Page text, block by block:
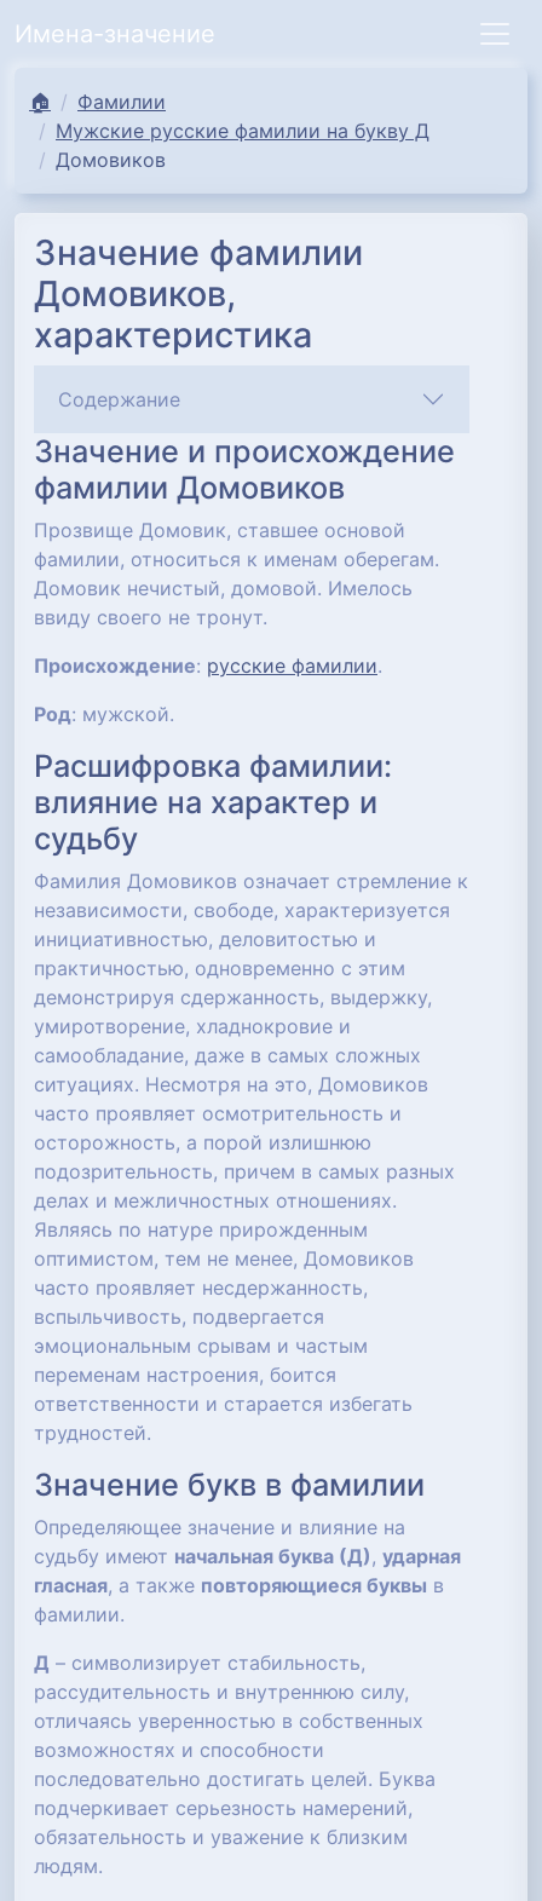
Имена-значение
🏠
Фамилии
Мужские русские фамилии на букву Д
Домовиков
Значение фамилии
Домовиков,
характеристика
Содержание
Значение и происхождение
фамилии Домовиков
Прозвище Домовик, ставшее основой
фамилии, относиться к именам оберегам.
Домовик нечистый, домовой. Имелось
ввиду своего не тронут.
Происхождение: русские фамилии.
Род: мужской.
Расшифровка фамилии:
влияние на характер и
судьбу
Фамилия Домовиков означает стремление к
независимости, свободе, характеризуется
инициативностью, деловитостью и
практичностью, одновременно с этим
демонстрируя сдержанность, выдержку,
умиротворение, хладнокровие и
самообладание, даже в самых сложных
ситуациях. Несмотря на это, Домовиков
часто проявляет осмотрительность и
осторожность, а порой излишнюю
подозрительность, причем в самых разных
делах и межличностных отношениях.
Являясь по натуре прирожденным
оптимистом, тем не менее, Домовиков
часто проявляет несдержанность,
вспыльчивость, подвергается
эмоциональным срывам и частым
переменам настроения, боится
ответственности и старается избегать
трудностей.
Значение букв в фамилии
Определяющее значение и влияние на
судьбу имеют начальная буква (Д), ударная
гласная, а также повторяющиеся буквы в
фамилии.
Д – символизирует стабильность,
рассудительность и внутреннюю силу,
отличаясь уверенностью в собственных
возможностях и способности
последовательно достигать целей. Буква
подчеркивает серьезность намерений,
обязательность и уважение к близким
людям.